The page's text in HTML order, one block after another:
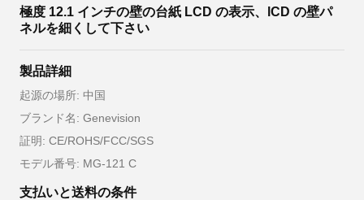
極度 12.1 インチの壁の台紙 LCD の表示、lCD の壁パ
ネルを細くして下さい
製品詳細
起源の場所: 中国
ブランド名: Genevision
証明: CE/ROHS/FCC/SGS
モデル番号: MG-121 C
支払いと送料の条件